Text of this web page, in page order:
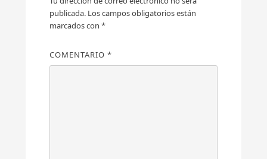
publicada. Los campos obligatorios están
marcados con *
COMENTARIO *